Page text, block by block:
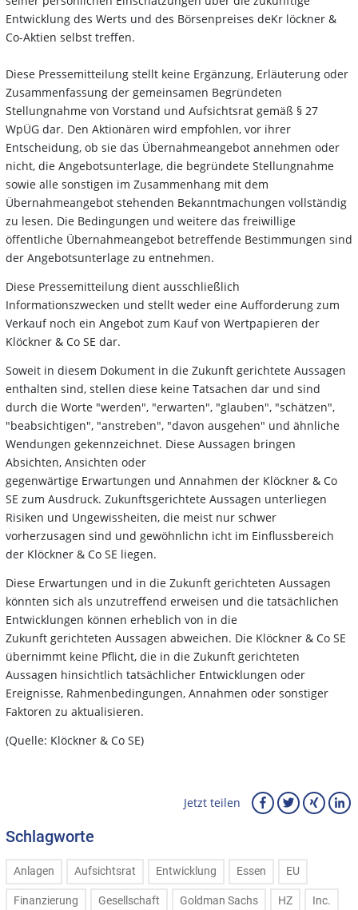
Entwicklung des Werts und des Börsenpreises deKr löckner &
Co-Aktien selbst treffen.
Diese Pressemitteilung stellt keine Ergänzung, Erläuterung oder
Zusammenfassung der gemeinsamen Begründeten
Stellungnahme von Vorstand und Aufsichtsrat gemäß § 27
WpÜG dar. Den Aktionären wird empfohlen, vor ihrer
Entscheidung, ob sie das Übernahmeangebot annehmen oder
nicht, die Angebotsunterlage, die begründete Stellungnahme
sowie alle sonstigen im Zusammenhang mit dem
Übernahmeangebot stehenden Bekanntmachungen vollständig
zu lesen. Die Bedingungen und weitere das freiwillige
öffentliche Übernahmeangebot betreffende Bestimmungen sind
der Angebotsunterlage zu entnehmen.
Diese Pressemitteilung dient ausschließlich
Informationszwecken und stellt weder eine Aufforderung zum
Verkauf noch ein Angebot zum Kauf von Wertpapieren der
Klöckner & Co SE dar.
Soweit in diesem Dokument in die Zukunft gerichtete Aussagen
enthalten sind, stellen diese keine Tatsachen dar und sind
durch die Worte "werden", "erwarten", "glauben", "schätzen",
"beabsichtigen", "anstreben", "davon ausgehen" und ähnliche
Wendungen gekennzeichnet. Diese Aussagen bringen
Absichten, Ansichten oder
gegenwärtige Erwartungen und Annahmen der Klöckner & Co
SE zum Ausdruck. Zukunftsgerichtete Aussagen unterliegen
Risiken und Ungewissheiten, die meist nur schwer
vorherzusagen sind und gewöhnlichn icht im Einflussbereich
der Klöckner & Co SE liegen.
Diese Erwartungen und in die Zukunft gerichteten Aussagen
könnten sich als unzutreffend erweisen und die tatsächlichen
Entwicklungen können erheblich von in die
Zukunft gerichteten Aussagen abweichen. Die Klöckner & Co SE
übernimmt keine Pflicht, die in die Zukunft gerichteten
Aussagen hinsichtlich tatsächlicher Entwicklungen oder
Ereignisse, Rahmenbedingungen, Annahmen oder sonstiger
Faktoren zu aktualisieren.
(Quelle: Klöckner & Co SE)
Jetzt teilen
Schlagworte
Anlagen Aufsichtsrat Entwicklung Essen EU
Finanzierung Gesellschaft Goldman Sachs HZ Inc.